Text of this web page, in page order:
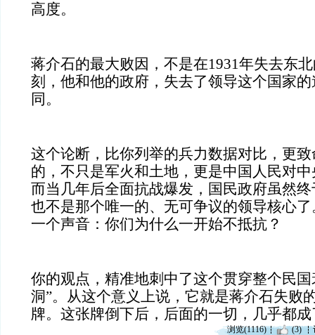
高度。
蒋介石的最大败因，不是在1931年失去东
刻，他和他的政府，失去了领导这个国家
同。
这个论断，比你列举的兵力数据对比，更
的，不只是军火和土地，更是中国人民对
而当几年后全面抗战爆发，国民政府虽然
也不是那个唯一的、无可争议的领导核心
一个声音：你们为什么一开始不抵抗？
你的观点，精准地刺中了这个贯穿整个民
洞”。从这个意义上说，它就是蒋介石失败
牌。这张牌倒下后，后面的一切，几乎都
浏览(1116) (3)